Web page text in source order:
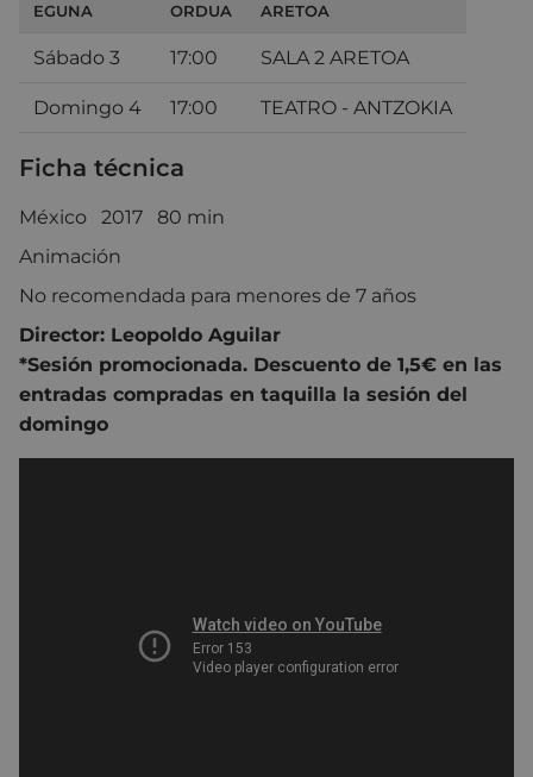
EGUNA ORDUA ARETOA
Sábado 3 17:00 SALA 2 ARETOA
Domingo 4 17:00 TEATRO - ANTZOKIA
Ficha técnica
México 2017 80 min
Animación
No recomendada para menores de 7 años
Director: Leopoldo Aguilar
*Sesión promocionada. Descuento de 1,5€ en las
entradas compradas en taquilla la sesión del
domingo